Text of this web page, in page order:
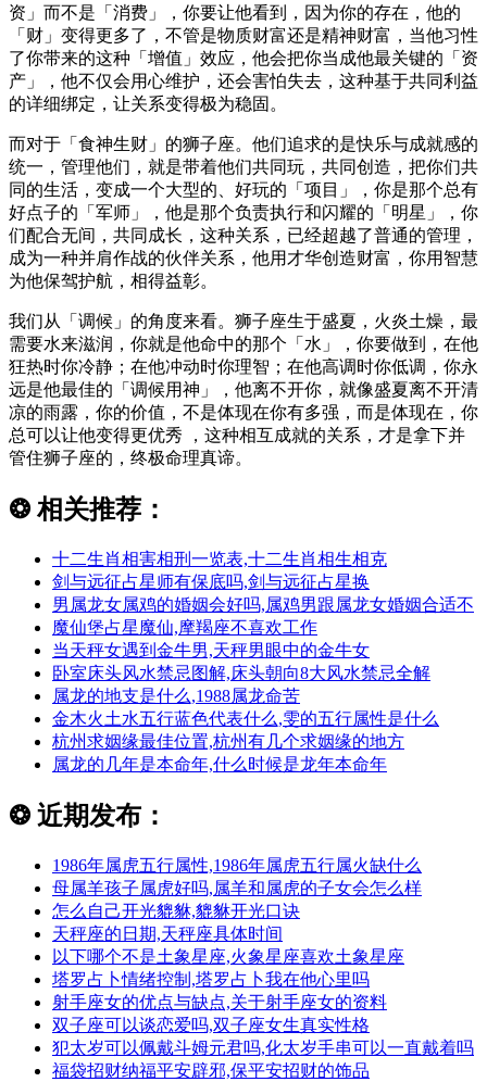
资」而不是「消费」，你要让他看到，因为你的存在，他的
「财」变得更多了，不管是物质财富还是精神财富，当他习性
了你带来的这种「增值」效应，他会把你当成他最关键的「资
产」，他不仅会用心维护，还会害怕失去，这种基于共同利益
的详细绑定，让关系变得极为稳固。
而对于「食神生财」的狮子座。他们追求的是快乐与成就感的
统一，管理他们，就是带着他们共同玩，共同创造，把你们共
同的生活，变成一个大型的、好玩的「项目」，你是那个总有
好点子的「军师」，他是那个负责执行和闪耀的「明星」，你
们配合无间，共同成长，这种关系，已经超越了普通的管理，
成为一种并肩作战的伙伴关系，他用才华创造财富，你用智慧
为他保驾护航，相得益彰。
我们从「调候」的角度来看。狮子座生于盛夏，火炎土燥，最
需要水来滋润，你就是他命中的那个「水」，你要做到，在他
狂热时你冷静；在他冲动时你理智；在他高调时你低调，你永
远是他最佳的「调候用神」，他离不开你，就像盛夏离不开清
凉的雨露，你的价值，不是体现在你有多强，而是体现在，你
总可以让他变得更优秀 ，这种相互成就的关系，才是拿下并
管住狮子座的，终极命理真谛。
❂ 相关推荐：
十二生肖相害相刑一览表,十二生肖相生相克
剑与远征占星师有保底吗,剑与远征占星换
男属龙女属鸡的婚姻会好吗,属鸡男跟属龙女婚姻合适不
魔仙堡占星魔仙,摩羯座不喜欢工作
当天秤女遇到金牛男,天秤男眼中的金牛女
卧室床头风水禁忌图解,床头朝向8大风水禁忌全解
属龙的地支是什么,1988属龙命苦
金木火土水五行蓝色代表什么,雯的五行属性是什么
杭州求姻缘最佳位置,杭州有几个求姻缘的地方
属龙的几年是本命年,什么时候是龙年本命年
❂ 近期发布：
1986年属虎五行属性,1986年属虎五行属火缺什么
母属羊孩子属虎好吗,属羊和属虎的子女会怎么样
怎么自己开光貔貅,貔貅开光口诀
天秤座的日期,天秤座具体时间
以下哪个不是土象星座,火象星座喜欢土象星座
塔罗占卜情绪控制,塔罗占卜我在他心里吗
射手座女的优点与缺点,关于射手座女的资料
双子座可以谈恋爱吗,双子座女生真实性格
犯太岁可以佩戴斗姆元君吗,化太岁手串可以一直戴着吗
福袋招财纳福平安辟邪,保平安招财的饰品